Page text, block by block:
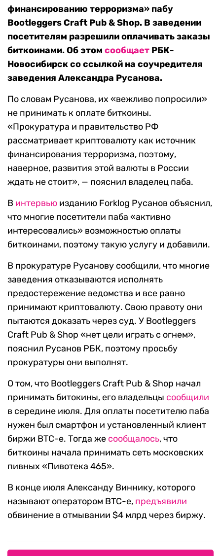
финансированию терроризма» пабу
Bootleggers Craft Pub & Shop. В заведении
посетителям разрешили оплачивать заказы
биткоинами. Об этом сообщает РБК-
Новосибирск со ссылкой на соучредителя
заведения Александра Русанова.
По словам Русанова, их «вежливо попросили»
не принимать к оплате биткоины.
«Прокуратура и правительство РФ
рассматривает криптовалюту как источник
финансирования терроризма, поэтому,
наверное, развития этой валюты в России
ждать не стоит», — пояснил владелец паба.
В интервью изданию Forklog Русанов объяснил,
что многие посетители паба «активно
интересовались» возможностью оплаты
биткоинами, поэтому такую услугу и добавили.
В прокуратуре Русанову сообщили, что многие
заведения отказываются исполнять
предостережение ведомства и все равно
принимают криптовалюту. Свою правоту они
пытаются доказать через суд. У Bootleggers
Craft Pub & Shop «нет цели играть с огнем»,
пояснил Русанов РБК, поэтому просьбу
прокуратуры они выполнят.
О том, что Bootleggers Craft Pub & Shop начал
принимать битокины, его владельцы сообщили
в середине июля. Для оплаты посетителю паба
нужен был смартфон и установленный клиент
биржи BTC-e. Тогда же сообщалось, что
биткоины начала принимать сеть московских
пивных «Пивотека 465».
В конце июля Александу Виннику, которого
называют оператором BTC-e, предъявили
обвинение в отмывании $4 млрд через биржу.